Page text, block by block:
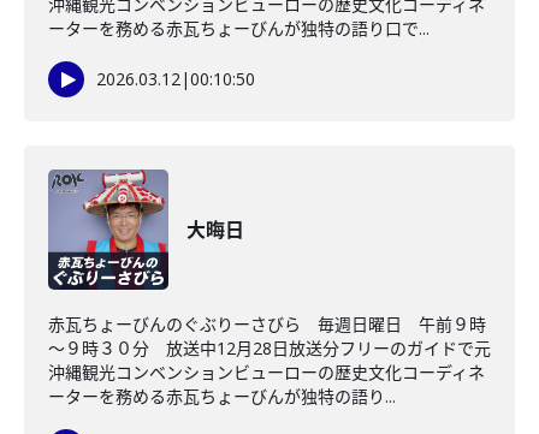
ーターを務める赤瓦ちょーびんが独特の語り口で...
2026.03.12|00:10:50
大晦日
赤瓦ちょーびんのぐぶりーさびら 毎週日曜日 午前９時
～９時３０分 放送中12月28日放送分フリーのガイドで元
沖縄観光コンベンションビューローの歴史文化コーディネ
ーターを務める赤瓦ちょーびんが独特の語り...